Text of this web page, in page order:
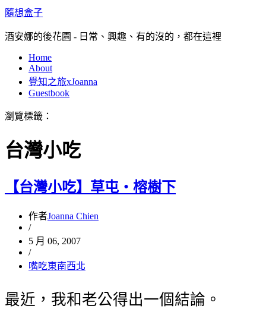
隨想盒子
酒安娜的後花園 - 日常、興趣、有的沒的，都在這裡
Home
About
覺知之旅xJoanna
Guestbook
瀏覽標籤：
台灣小吃
【台灣小吃】草屯‧榕樹下
作者Joanna Chien
/
5 月 06, 2007
/
嘴吃東南西北
最近，我和老公得出一個結論。